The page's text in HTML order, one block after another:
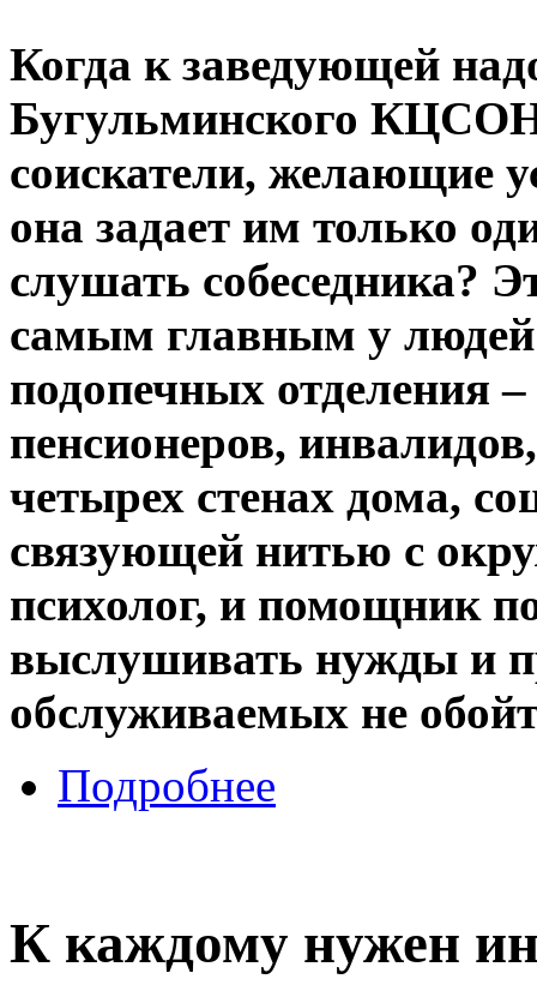
Когда к заведующей
Бугульминского
соискатели, желающие
она задает им только
слушать собеседника?
самым главным у людей
подопечных отделения
пенсионеров,
четырех стенах дома,
связующей нитью с
психолог, и помощник
выслушивать нужды и
обслуживаемых не
Подробнее
К каждому нужен